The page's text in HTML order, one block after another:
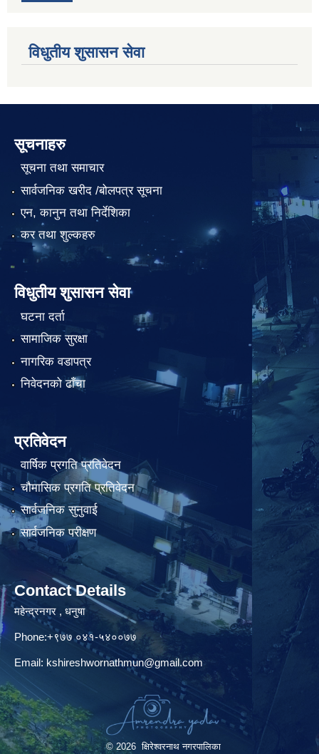
विधुतीय शुसासन सेवा
सूचनाहरु
सूचना तथा समाचार
सार्वजनिक खरीद /बोलपत्र सूचना
एन, कानुन तथा निर्देशिका
कर तथा शुल्कहरु
विधुतीय शुसासन सेवा
घटना दर्ता
सामाजिक सुरक्षा
नागरिक वडापत्र
निवेदनको ढाँचा
प्रतिवेदन
वार्षिक प्रगति प्रतिवेदन
चौमासिक प्रगति प्रतिवेदन
सार्वजनिक सुनुवाई
सार्वजनिक परीक्षण
Contact Details
महेन्द्रनगर , धनुषा
Phone:+९७७ ०४१-५४००७७
Email: kshireshwornathmun@gmail.com
© 2026 क्षिरेश्वरनाथ नगरपालिका